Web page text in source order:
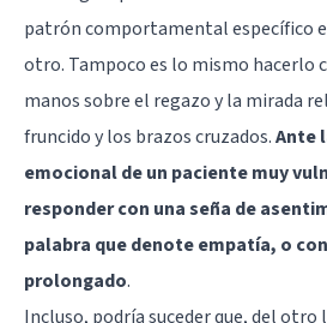
patrón comportamental específico
otro. Tampoco es lo mismo hacerlo
manos sobre el regazo y la mirada
fruncido y los brazos cruzados.Ante
emocional de un paciente muy
responder con una seña de
palabra que denote empatía, o
prolongado.
Incluso, podría suceder que, del otro